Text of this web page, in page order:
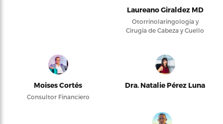
Laureano Giraldez MD
Otorrinolaringología y
Cirugía de Cabeza y Cuello
Moises Cortés
Consultor Financiero
Dra. Natalie Pérez Luna